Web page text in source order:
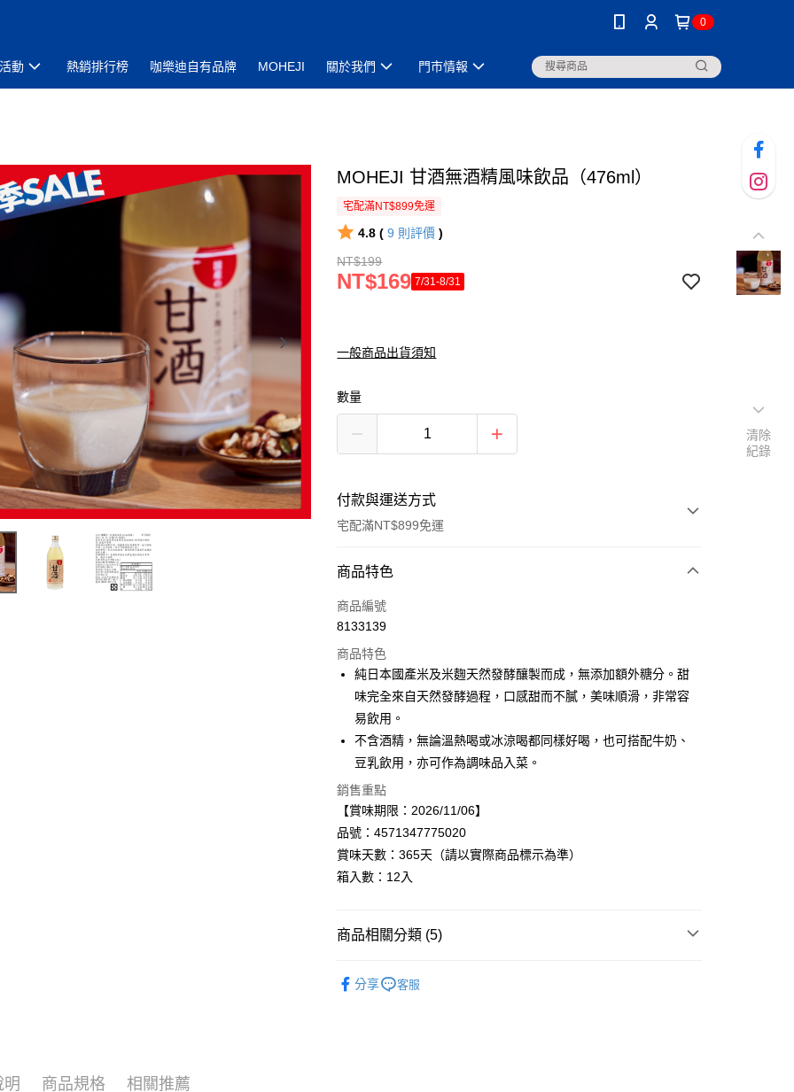
0
動 熱銷排行榜 咖樂迪自有品牌 MOHEJI 關於我們 門市情報
MOHEJI 甘酒無酒精風味飲品（476ml）
宅配滿NT$899免運
4.8 ( 9 則評價 )
NT$199
NT$169 7/31-8/31
一般商品出貨須知
數量
付款與運送方式
宅配滿NT$899免運
付款方式
信用卡一次付款
Apple Pay
街口支付
悠遊付
Google Pay
全盈+PAY
AFTEE先享後付
相關說明
【關於「AFTEE先享後付」】
AFTEE先享後付是「在收到商品之後才付款」的支付方式。 讓您購物簡單
２．便利：只要手機號碼，簡訊認證，即可結帳。
【「AFTEE先享後付」結帳流程】
宅配
商品特色
商品編號
8133139
商品特色
純日本國產米及米麴天然發酵釀製而成，無添加額外糖分。甜
味完全來自天然發酵過程，口感甜而不膩，美味順滑，非常容
易飲用。
不含酒精，無論溫熱喝或冰涼喝都同樣好喝，也可搭配牛奶、
豆乳飲用，亦可作為調味品入菜。
銷售重點
【賞味期限：2026/11/06】
品號：4571347775020
賞味天數：365天（請以實際商品標示為準）
箱入數：12入
商品相關分類 (5)
分享 客服
明 商品規格 相關推薦
清除
紀錄